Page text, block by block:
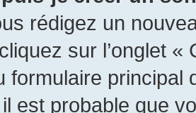
rédigez un
sur l’onglet
formulaire principal
est probable que